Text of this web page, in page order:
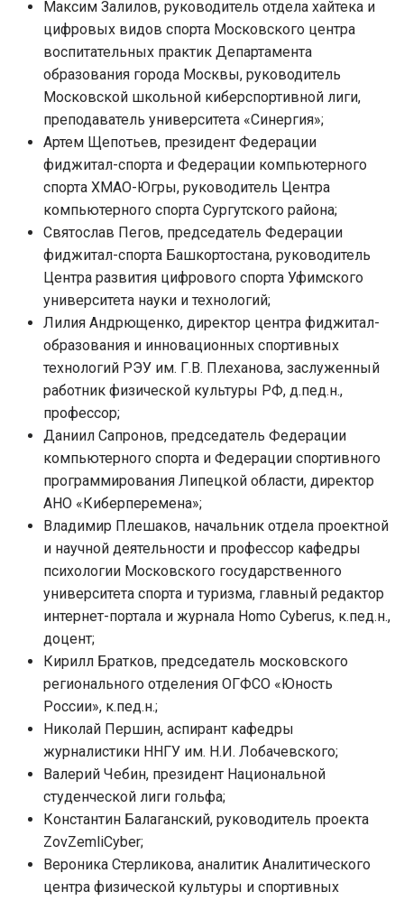
Максим Залилов, руководитель отдела хайтека и
цифровых видов спорта Московского центра
воспитательных практик Департамента
образования города Москвы, руководитель
Московской школьной киберспортивной лиги,
преподаватель университета «Синергия»;
Артем Щепотьев, президент Федерации
фиджитал-спорта и Федерации компьютерного
спорта ХМАО-Югры, руководитель Центра
компьютерного спорта Сургутского района;
Святослав Пегов, председатель Федерации
фиджитал-спорта Башкортостана, руководитель
Центра развития цифрового спорта Уфимского
университета науки и технологий;
Лилия Андрющенко, директор центра фиджитал-
образования и инновационных спортивных
технологий РЭУ им. Г.В. Плеханова, заслуженный
работник физической культуры РФ, д.пед.н.,
профессор;
Даниил Сапронов, председатель Федерации
компьютерного спорта и Федерации спортивного
программирования Липецкой области, директор
АНО «Киберперемена»;
Владимир Плешаков, начальник отдела проектной
и научной деятельности и профессор кафедры
психологии Московского государственного
университета спорта и туризма, главный редактор
интернет-портала и журнала Homo Cyberus, к.пед.н.,
доцент;
Кирилл Братков, председатель московского
регионального отделения ОГФСО «Юность
России», к.пед.н.;
Николай Першин, аспирант кафедры
журналистики ННГУ им. Н.И. Лобачевского;
Валерий Чебин, президент Национальной
студенческой лиги гольфа;
Константин Балаганский, руководитель проекта
ZovZemliCyber;
Вероника Стерликова, аналитик Аналитического
центра физической культуры и спортивных